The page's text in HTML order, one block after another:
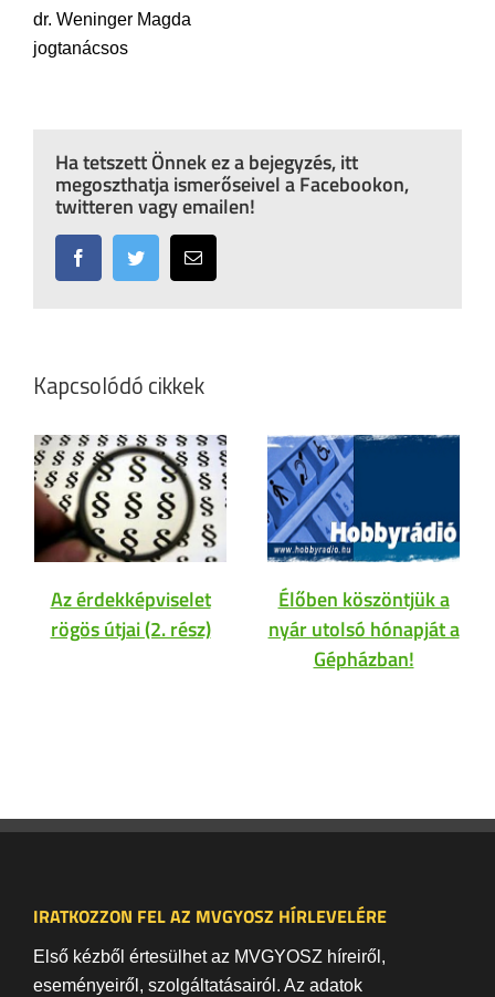
dr. Weninger Magda
jogtanácsos
Ha tetszett Önnek ez a bejegyzés, itt
megoszthatja ismerőseivel a Facebookon,
twitteren vagy emailen!
FacebookTwitter Email:
Kapcsolódó cikkek
Az érdekképviselet
rögös útjai (2. rész)
Élőben köszöntjük a
nyár utolsó hónapját a
Gépházban!
IRATKOZZON FEL AZ MVGYOSZ HÍRLEVELÉRE
Első kézből értesülhet az MVGYOSZ híreiről,
eseményeiről, szolgáltatásairól. Az adatok